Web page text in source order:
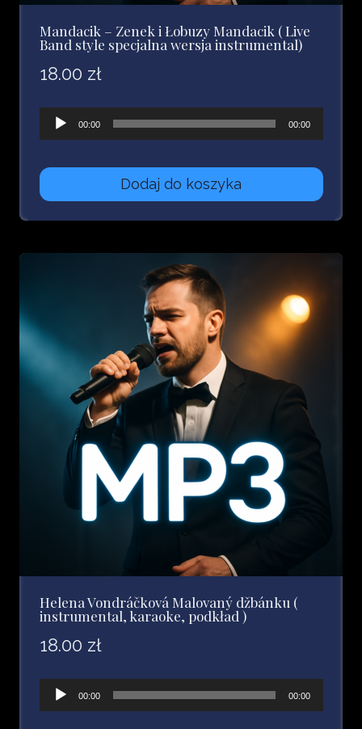
Mandacik – Zenek i Łobuzy Mandacik ( Live
Band style specjalna wersja instrumental)
18.00 zł
Odtwarzacz
plików
dźwiękowych
00:00 00:00
Dodaj do koszyka
Helena Vondráčková Malovaný džbánku (
instrumental, karaoke, podkład )
18.00 zł
Odtwarzacz
plików
00:00 00:00